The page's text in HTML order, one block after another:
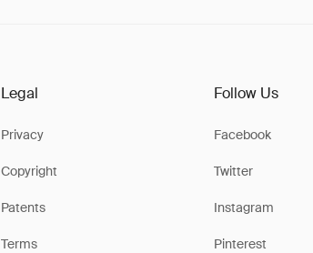
Legal
Privacy
Copyright
Patents
Terms
Follow Us
Facebook
Twitter
Instagram
Pinterest